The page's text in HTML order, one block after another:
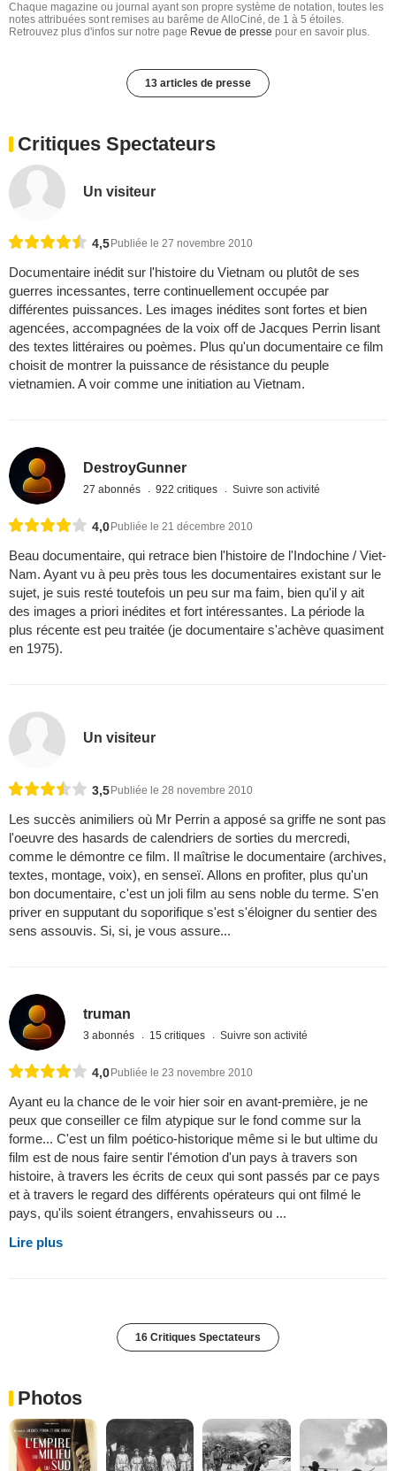
Chaque magazine ou journal ayant son propre système de notation, toutes les
notes attribuées sont remises au barême de AlloCiné, de 1 à 5 étoiles.
Retrouvez plus d'infos sur notre page Revue de presse pour en savoir plus.
13 articles de presse
Critiques Spectateurs
Un visiteur
4,5 Publiée le 27 novembre 2010
Documentaire inédit sur l'histoire du Vietnam ou plutôt de ses
guerres incessantes, terre continuellement occupée par
différentes puissances. Les images inédites sont fortes et bien
agencées, accompagnées de la voix off de Jacques Perrin lisant
des textes littéraires ou poèmes. Plus qu'un documentaire ce film
choisit de montrer la puissance de résistance du peuple
vietnamien. A voir comme une initiation au Vietnam.
DestroyGunner
27 abonnés 922 critiques Suivre son activité
4,0Publiée le 21 décembre 2010
Beau documentaire, qui retrace bien l'histoire de l'Indochine / Viet-
Nam. Ayant vu à peu près tous les documentaires existant sur le
sujet, je suis resté toutefois un peu sur ma faim, bien qu'il y ait
des images a priori inédites et fort intéressantes. La période la
plus récente est peu traitée (je documentaire s'achève quasiment
en 1975).
Un visiteur
3,5Publiée le 28 novembre 2010
Les succès animiliers où Mr Perrin a apposé sa griffe ne sont pas
l'oeuvre des hasards de calendriers de sorties du mercredi,
comme le démontre ce film. Il maîtrise le documentaire (archives,
textes, montage, voix), en senseï. Allons en profiter, plus qu'un
bon documentaire, c'est un joli film au sens noble du terme. S'en
priver en supputant du soporifique s'est s'éloigner du sentier des
sens assouvis. Si, si, je vous assure...
truman
3 abonnés 15 critiques Suivre son activité
4,0 Publiée le 23 novembre 2010
Ayant eu la chance de le voir hier soir en avant-première, je ne
peux que conseiller ce film atypique sur le fond comme sur la
forme... C'est un film poético-historique même si le but ultime du
film est de nous faire sentir l'émotion d'un pays à travers son
histoire, à travers les écrits de ceux qui sont passés par ce pays
et à travers le regard des différents opérateurs qui ont filmé le
pays, qu'ils soient étrangers, envahisseurs ou ...
Lire plus
16 Critiques Spectateurs
Photos